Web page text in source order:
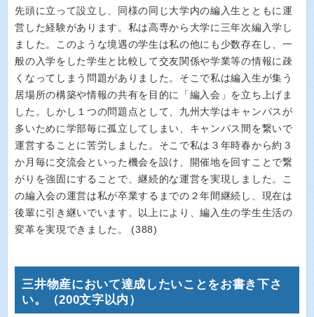
先頭に立って設立し、同様の同じ大学内の編入生とともに運
営した経験があります。私は高専から大学に三年次編入学し
ました。このような境遇の学生は私の他にも少数存在し、一
般の入学をした学生と比較して交友関係や学業等の情報に疎
くなってしまう問題がありました。そこで私は編入生が集う
居場所の構築や情報の共有を目的に「編入会」を立ち上げま
した。しかし１つの問題点として、九州大学はキャンパスが
多いために学部毎に孤立してしまい、キャンパス間を繋いで
運営することに苦労しました。そこで私は３年時春から約３
か月毎に交流会といった機会を設け、開催地を回すことで繋
がりを強固にすることで、継続的な運営を実現しました。こ
の編入会の運営は私が卒業するまでの２年間継続し、現在は
後輩に引き継いでいます。以上により、編入生の学生生活の
変革を実現できました。 (388)
三井物産において達成したいことをお書き下さ
い。（200文字以内）